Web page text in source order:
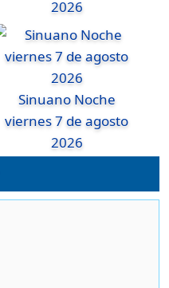
2026
Sinuano Noche
viernes 7 de agosto
2026